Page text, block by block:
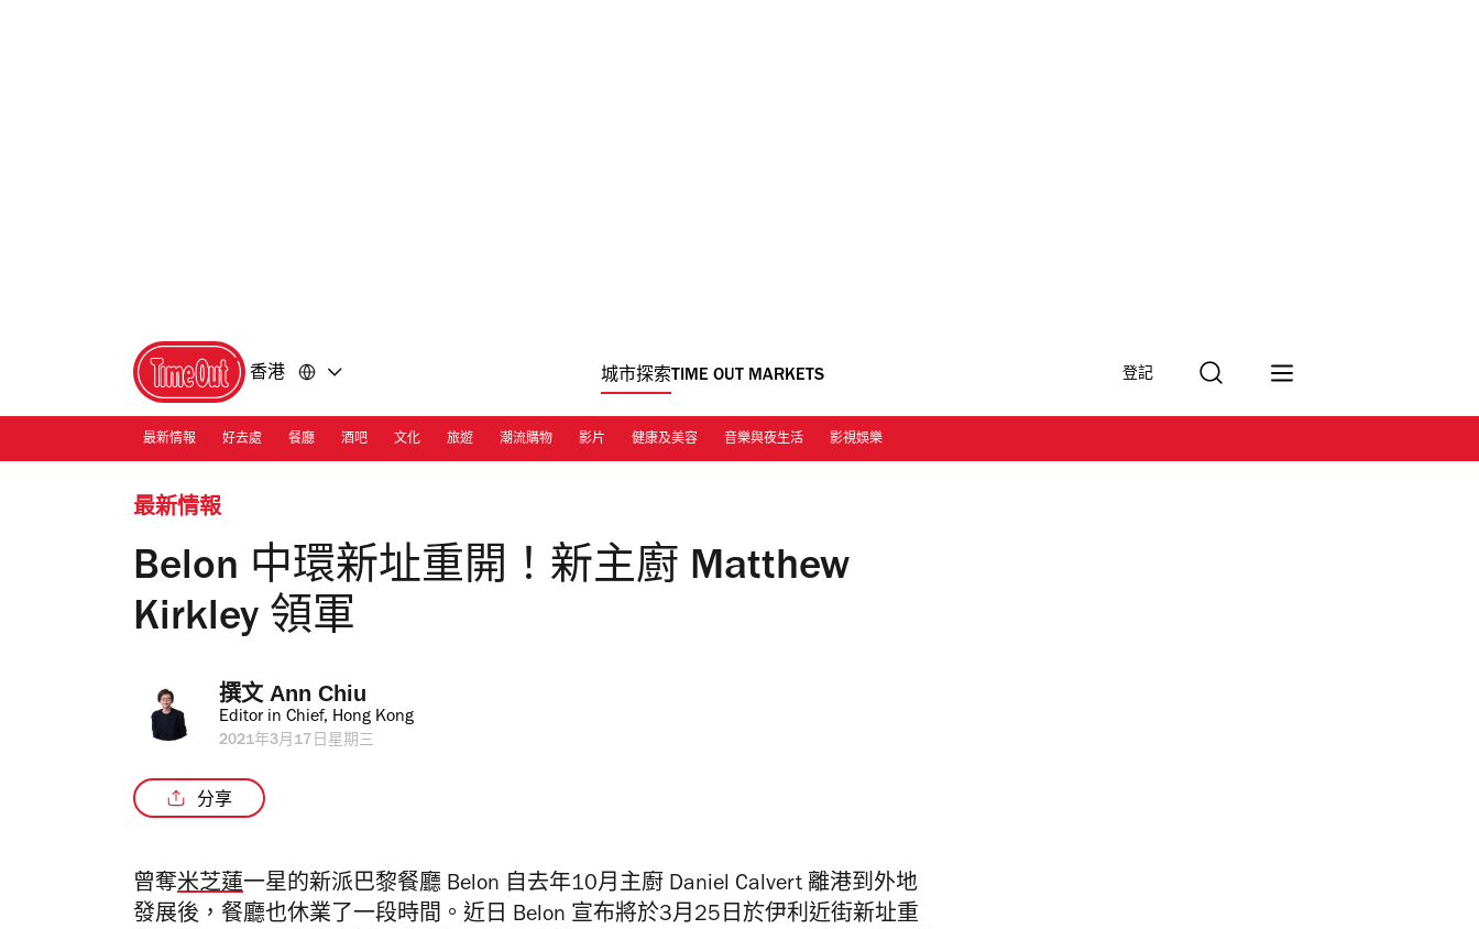
香港 城市探索TIME OUT MARKETS 登記
最新情報 好去處 餐廳 酒吧 文化 旅遊 潮流購物 影片 健康及美容 音樂與夜生活 影視娛樂
最新情報
Belon 中環新址重開！新主廚 Matthew
Kirkley 領軍
撰文 Ann Chiu
Editor in Chief, Hong Kong
2021年3月17日星期三
分享
曾奪米芝蓮一星的新派巴黎餐廳 Belon 自去年10月主廚 Daniel Calvert 離港到外地
發展後，餐廳也休業了一段時間。近日 Belon 宣布將於3月 25 日於伊利近街新址重